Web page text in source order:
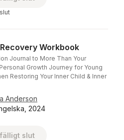
Workbook
Journal to More Than Your
Growth Journey for Young
Restoring Your Inner Child & Inner
Anderson
2024
slut